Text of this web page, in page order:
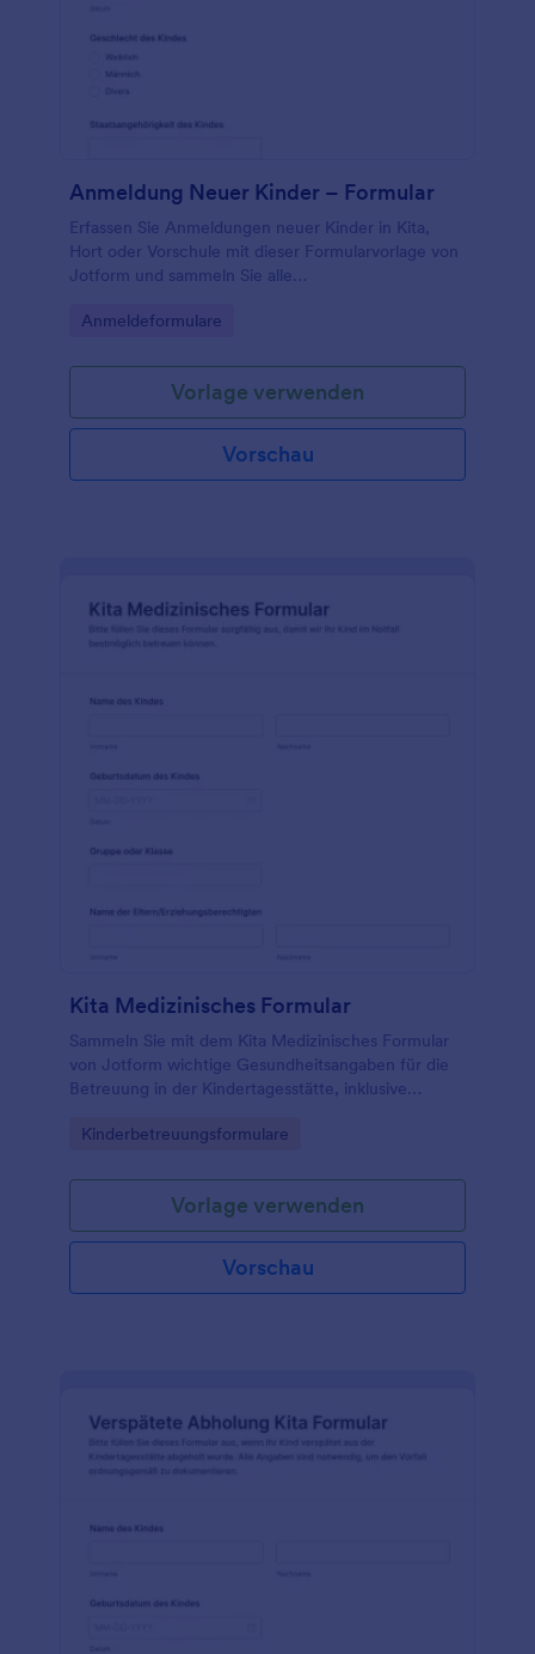
Anmeldung Neuer Kinder – Formular
Erfassen Sie Anmeldungen neuer Kinder in Kita,
Hort oder Vorschule mit dieser Formularvorlage von
Jotform und sammeln Sie alle
Daten erfassen und schnelle Bearbeitung.
Go to Category:
Anmeldeformulare
Vorlage verwenden
Vorschau
Kita Medizinisches Formular
Sammeln Sie mit dem Kita Medizinisches Formular
von Jotform wichtige Gesundheitsangaben für die
Betreuung in der Kindertagesstätte, inklusive
in einer zentralen digitalen Lösung.
Go to Category:
Kinderbetreuungsformulare
Vorlage verwenden
Vorschau